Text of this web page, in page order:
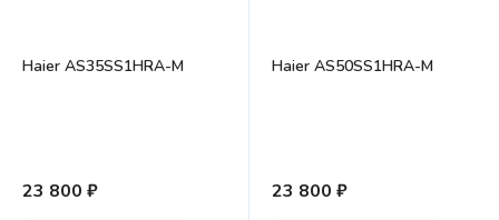
Haier AS35SS1HRA-M
23 800 ₽
Haier AS50SS1HRA-M
23 800 ₽